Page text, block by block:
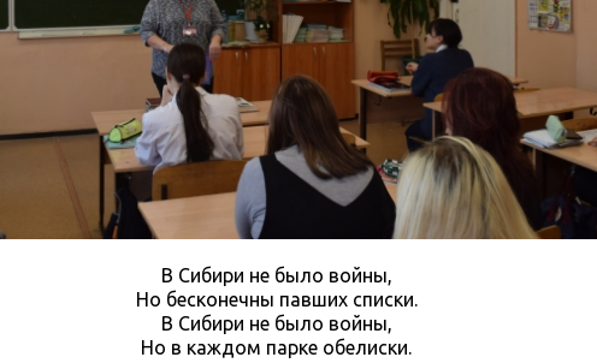
В Сибири не было войны,
Но бесконечны павших списки.
В Сибири не было войны,
Но в каждом парке обелиски.